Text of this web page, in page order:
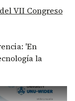
VII Congreso
'En
la